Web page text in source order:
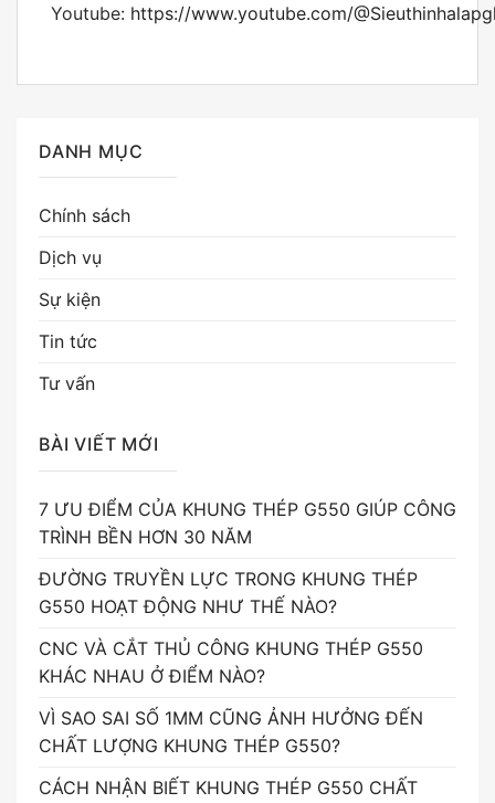
Youtube: https://www.youtube.com/
DANH MỤC
Chính sách
Dịch vụ
Sự kiện
Tin tức
Tư vấn
BÀI VIẾT MỚI
7 ƯU ĐIỂM CỦA KHUNG THÉP G550 GIÚP CÔNG
TRÌNH BỀN HƠN 30 NĂM
ĐƯỜNG TRUYỀN LỰC TRONG KHUNG THÉP
G550 HOẠT ĐỘNG NHƯ THẾ NÀO?
CNC VÀ CẮT THỦ CÔNG KHUNG THÉP G550
KHÁC NHAU Ở ĐIỂM NÀO?
VÌ SAO SAI SỐ 1MM CŨNG ẢNH HƯỞNG ĐẾN
CHẤT LƯỢNG KHUNG THÉP G550?
CÁCH NHẬN BIẾT KHUNG THÉP G550 CHẤT